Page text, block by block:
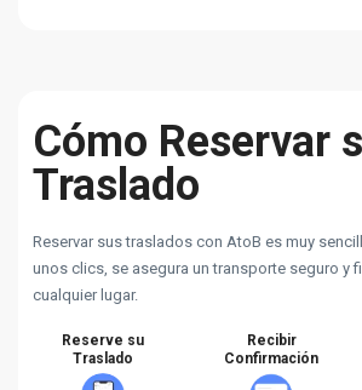
Cómo Reservar
Traslado
Reservar sus traslados con AtoB es muy
unos clics, se asegura un transporte seguro y
cualquier lugar.
Reserve su
Traslado
Recibir
Confirmación